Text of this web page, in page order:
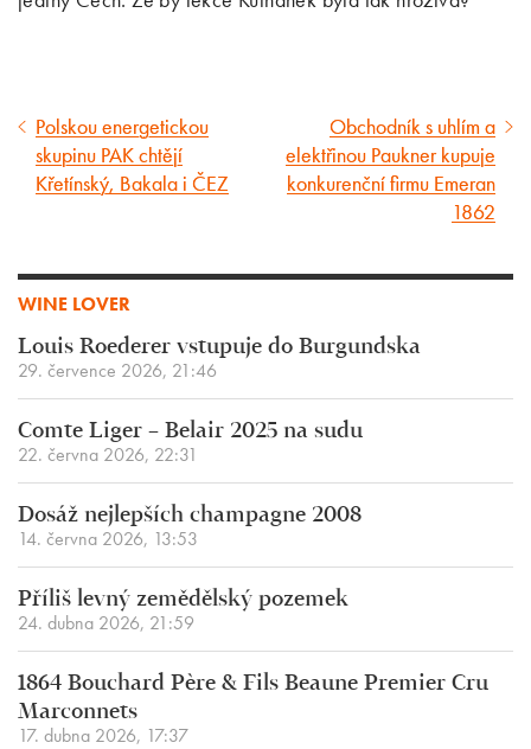
Předcházející
článek
Polskou energetickou
skupinu PAK chtějí
Křetínský, Bakala i ČEZ
Následující
článek
Obchodník s uhlím a
elektřinou Paukner kupuje
konkurenční firmu Emeran
1862
WINE LOVER
Louis Roederer vstupuje do Burgundska
29. července 2026, 21:46
Comte Liger – Belair 2025 na sudu
22. června 2026, 22:31
Dosáž nejlepších champagne 2008
14. června 2026, 13:53
Příliš levný zemědělský pozemek
24. dubna 2026, 21:59
1864 Bouchard Père & Fils Beaune Premier Cru
Marconnets
17. dubna 2026, 17:37